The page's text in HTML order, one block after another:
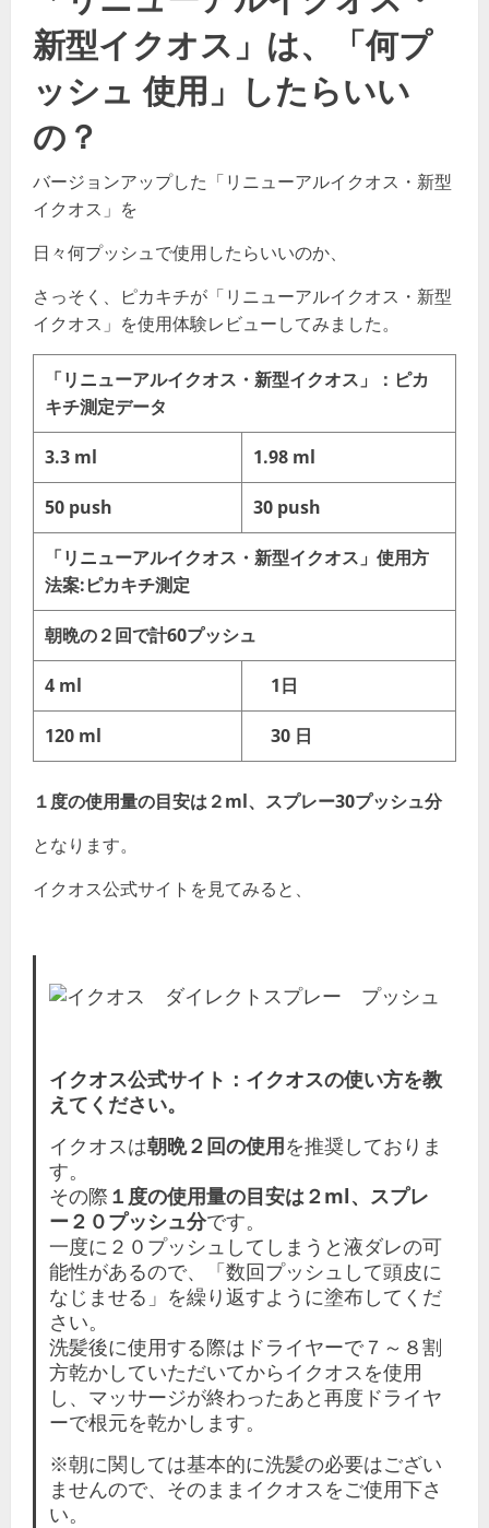
新型イクオス」は、「何プ
ッシュ 使用」したらいい
の？
バージョンアップした「リニューアルイクオス・新型
イクオス」を
日々何プッシュで使用したらいいのか、
さっそく、ピカキチが「リニューアルイクオス・新型
イクオス」を使用体験レビューしてみました。
「リニューアルイクオス・新型イクオス」：ピカ
キチ測定データ
3.3 ml 1.98 ml
50 push 30 push
「リニューアルイクオス・新型イクオス」使用方
法案:ピカキチ測定
朝晩の２回で計60プッシュ
4 ml 1日
120 ml 30 日
１度の使用量の目安は２ml、スプレー30プッシュ分
となります。
イクオス公式サイトを見てみると、
イクオス公式サイト：イクオスの使い方を教
えてください。
イクオスは朝晩２回の使用を推奨しておりま
す。
その際 １度の使用量の目安は２ml、スプレ
ー２０プッシュ分です。
一度に２０プッシュしてしまうと液ダレの可
能性があるので、「数回プッシュして頭皮に
なじませる」を繰り返すように塗布してくだ
さい。
洗髪後に使用する際はドライヤーで７～８割
方乾かしていただいてからイクオスを使用
し、マッサージが終わったあと再度ドライヤ
ーで根元を乾かします。
※朝に関しては基本的に洗髪の必要はござい
ませんので、そのままイクオスをご使用下さ
い。